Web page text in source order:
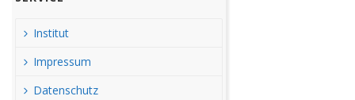
Institut
Impressum
Datenschutz